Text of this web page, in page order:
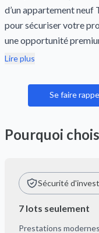
d’un appartement neuf
pour sécuriser votre
une opportunité
Lire plus
Se faire
Pourquoi
Sécurité
7 lots seulement
Prestations